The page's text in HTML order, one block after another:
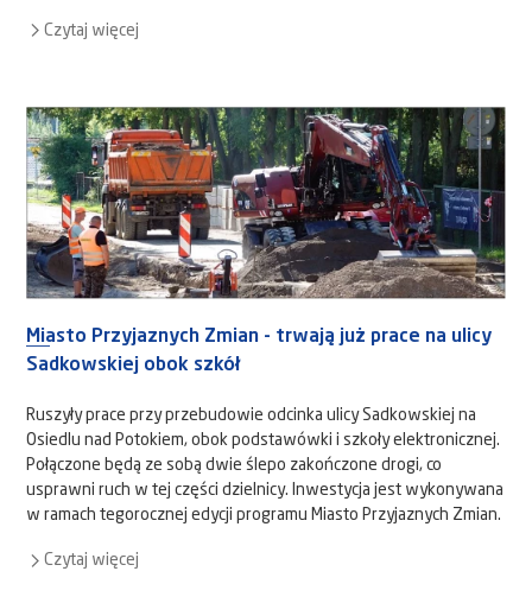
Czytaj więcej
Miasto Przyjaznych Zmian - trwają już prace na ulicy
Sadkowskiej obok szkół
Ruszyły prace przy przebudowie odcinka ulicy Sadkowskiej na
Osiedlu nad Potokiem, obok podstawówki i szkoły elektronicznej.
Połączone będą ze sobą dwie ślepo zakończone drogi, co
usprawni ruch w tej części dzielnicy. Inwestycja jest wykonywana
w ramach tegorocznej edycji programu Miasto Przyjaznych Zmian.
Czytaj więcej